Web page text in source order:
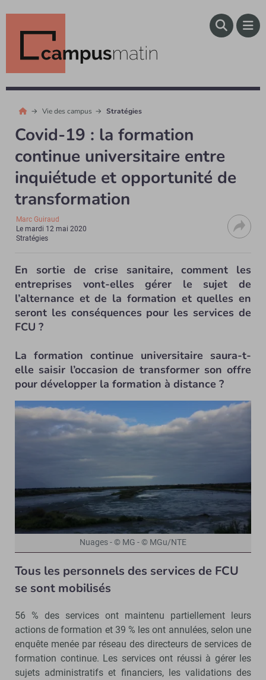
Vie des campus Stratégies
Covid-19 : la formation
continue universitaire entre
inquiétude et opportunité de
transformation
Marc Guiraud
Lemardi 12 mai 2020
Stratégies
En sortie de crise sanitaire, comment les
entreprises vont-elles gérer le sujet de
l’alternance et de la formation et quelles en
seront les conséquences pour les services de
FCU ?
La formation continue universitaire saura-t-
elle saisir l’occasion de transformer son offre
pour développer la formation à distance ?
Nuages - © MG - © MGu/NTE
Tous les personnels des services de FCU
se sont mobilisés
56 % des services ont maintenu partiellement leurs
actions de formation et 39 % les ont annulées, selon une
enquête menée par réseau des directeurs de services de
formation continue. Les services ont réussi à gérer les
sujets administratifs et financiers, les validations des